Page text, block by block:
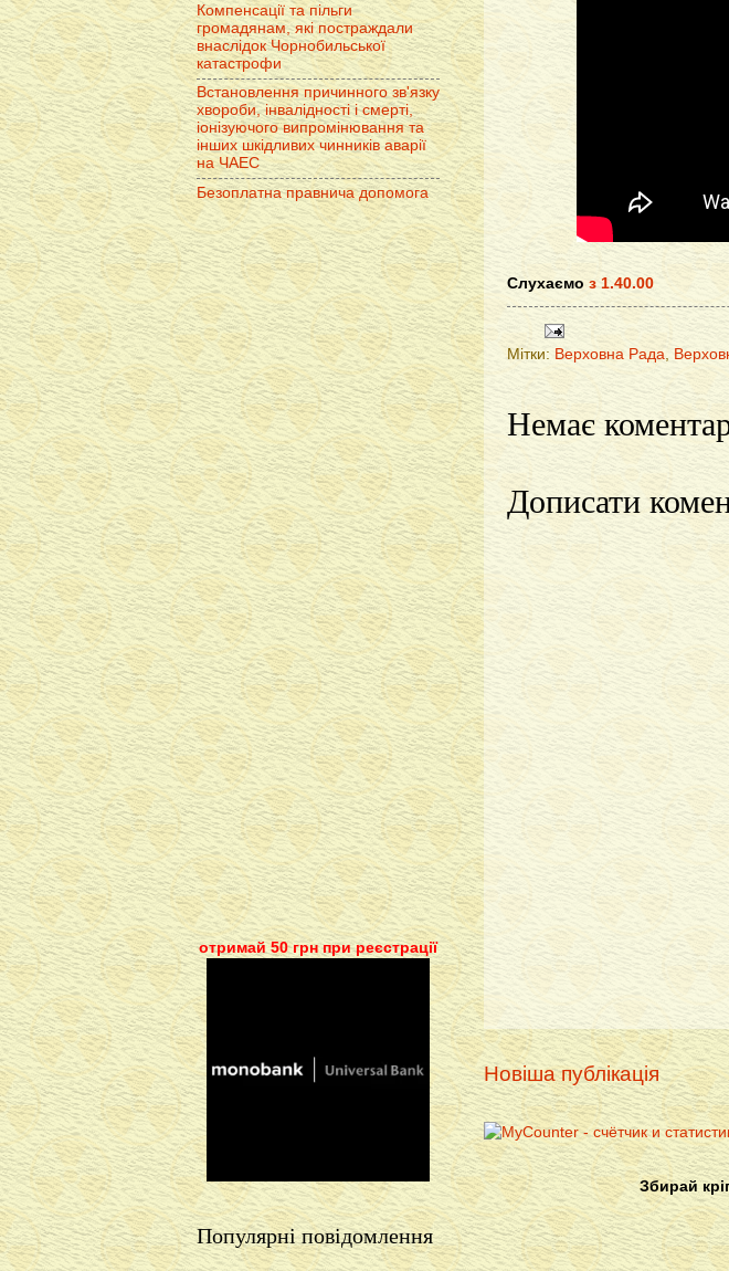
Слухаємо з 1.40.00
Мітки: Верховна Рада,
Немає
Дописати
Новіша публікація
Збирай
Компенсації та пільги
громадянам, які постраждали
внаслідок Чорнобильської
катастрофи
Встановлення причинного зв'язку
хвороби, інвалідності і смерті,
іонізуючого випромінювання та
інших шкідливих чинників аварії
на ЧАЕС
Безоплатна правнича допомога
отримай 50 грн при реєстрації
Популярні повідомлення